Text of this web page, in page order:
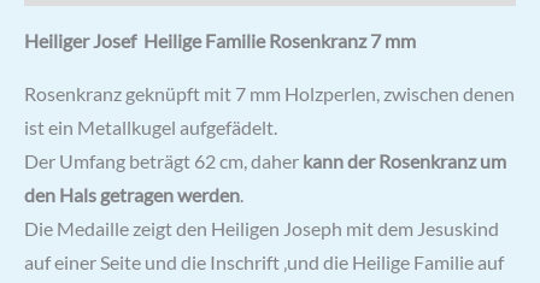
Heiliger Josef Heilige Familie Rosenkranz 7 mm
Rosenkranz geknüpft mit 7 mm Holzperlen, zwischen denen
ist ein Metallkugel aufgefädelt.
Der Umfang beträgt 62 cm, daher kann der Rosenkranz um
den Hals getragen werden
Die Medaille zeigt den Heiligen Joseph mit dem Jesuskind
auf einer Seite und die Inschrift ‚und die Heilige Familie auf